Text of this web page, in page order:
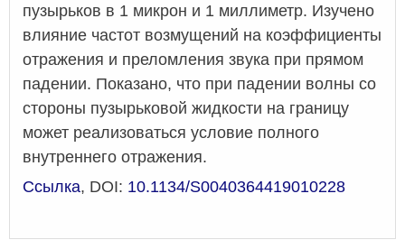
пузырьков в 1 микрон и 1 миллиметр. Изучено
влияние частот возмущений на коэффициенты
отражения и преломления звука при прямом
падении. Показано, что при падении волны со
стороны пузырьковой жидкости на границу
может реализоваться условие полного
внутреннего отражения.
Ссылка, DOI: 10.1134/S0040364419010228